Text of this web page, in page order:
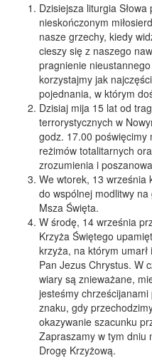
Dzisiejsza liturgia
nieskończonym
nasze grzechy, kiedy
cieszy się z naszego
pragnienie
korzystajmy jak
pojednania, w którym
Dzisiaj mija 15 lat od
terrorystycznych w
godz. 17.00 poświęcimy
reżimów totalitarnych
zrozumienia i
We wtorek, 13 września
do wspólnej modlitwy
Msza Święta.
W środę, 14 września
Krzyża Świętego
krzyża, na którym
Pan Jezus Chrystus. W
wiary są znieważane,
jesteśmy
znaku, gdy
okazywanie szacunku
Zapraszamy w tym dniu
Drogę Krzyżową.